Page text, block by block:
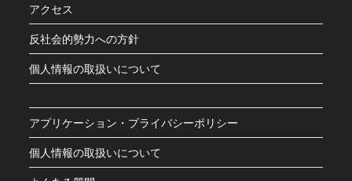
アクセス
反社会的勢力への方針
個人情報の取扱いについて
アプリケーション・プライバシーポリシー
個人情報の取扱いについて